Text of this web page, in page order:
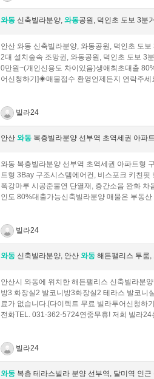
와동 신축빌라분양, 와동공원, 덕인초 도보 3분
안산 와동 신축빌라분양, 와동공원, 덕인초 도
2대 설치숲속 조망권, 와동공원, 덕인초 도보 3
0만원~(개인신용도 차이있음)생애최초대출
어신청하기]◈매물접수 환영언제든지 연락주
빌라24
안산 와동 복층빌라분양 선부역 초역세권 아파
와동 복층빌라분양 선부역 초역세권 아파트형
트형 3Bay 구조시스템에어컨, 비스포크 키친
폭강마루 시공준불연 단열재, 층간소음 완화
인도 80%대출가능신축빌라분양 매물은 부동
빌라24
와동 신축빌라분양, 안산 와동 해든팰리스 투룸
안산시 와동에 위치한 해든팰리스 신축빌라분
방3 화장실2 발코니방3화장실2 테라스 발코니
료가 없습니다.[다이렉트 무료 빌라투어신청
전화 TEL. 031-362-5724 연중무휴! 저희 빌라
빌라24
와동 복층 테라스빌라 분양 선부역, 달미역 인